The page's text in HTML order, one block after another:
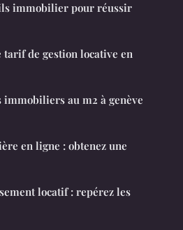
immobilier pour réussir
de gestion locative en
au m2 à genève
en ligne : obtenez une
locatif : repérez les